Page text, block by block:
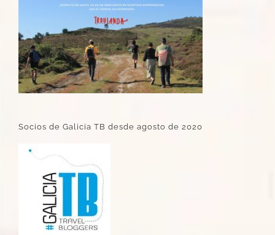
Socios de Galicia TB desde agosto de 2020